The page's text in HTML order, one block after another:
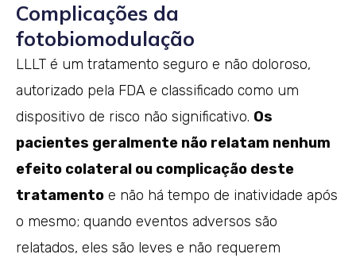
Complicações da
fotobiomodulação
LLLT é um tratamento seguro e não doloroso,
autorizado pela FDA e classificado como um
dispositivo de risco não significativo. Os
pacientes geralmente não relatam nenhum
efeito colateral ou complicação deste
tratamento e não há tempo de inatividade após
o mesmo; quando eventos adversos são
relatados, eles são leves e não requerem